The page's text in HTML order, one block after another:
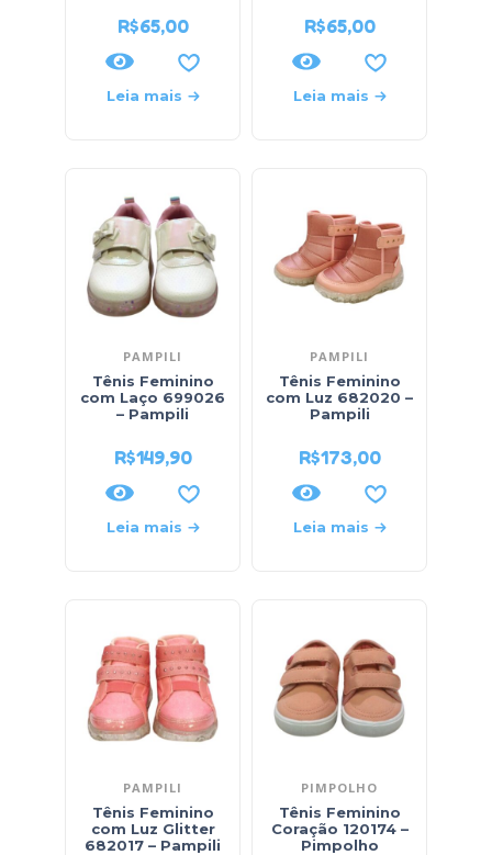
R$65,00
Leia mais
R$65,00
Leia mais
PAMPILI
Tênis Feminino
com Laço 699026
– Pampili
R$149,90
Leia mais
PAMPILI
Tênis Feminino
com Luz 682020 –
Pampili
R$173,00
Leia mais
PAMPILI
Tênis Feminino
com Luz Glitter
682017 – Pampili
PIMPOLHO
Tênis Feminino
Coração 120174 –
Pimpolho